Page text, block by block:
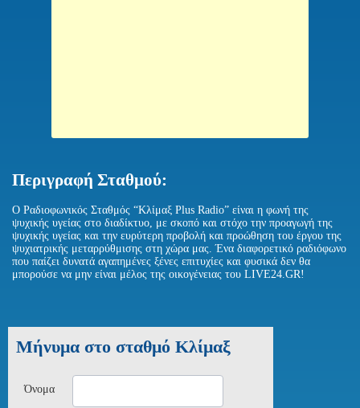
Περιγραφή Σταθμού:
Ο Ραδιοφωνικός Σταθμός “Κλίμαξ Plus Radio” είναι η φωνή της
ψυχικής υγείας στο διαδίκτυο, με σκοπό και στόχο την προαγωγή της
ψυχικής υγείας και την ευρύτερη προβολή και προώθηση του έργου της
ψυχιατρικής μεταρρύθμισης στη χώρα μας. Ένα διαφορετικό ραδιόφωνο
που παίζει δυνατά αγαπημένες ξένες επιτυχίες και φυσικά δεν θα
μπορούσε να μην είναι μέλος της οικογένειας του LIVE24.GR!
Μήνυμα στο σταθμό Kλίμαξ
Όνομα